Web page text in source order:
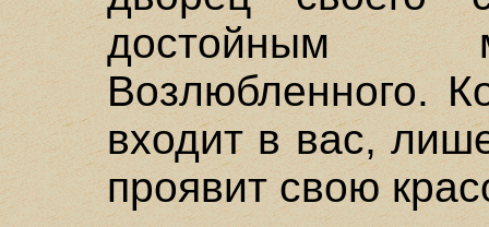
достойным
Возлюбленного.
входит в вас,
проявит свою